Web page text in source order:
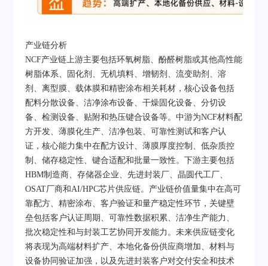
产业链分析
NCF产业链上游主要包括环氧树脂、酚醛树脂或其他高性能
树脂体系、固化剂、无机填料、增韧剂、流变助剂、溶
剂、离型膜、载体膜和精密涂布相关耗材，核心设备包括
配料分散设备、洁净涂布设备、干燥固化设备、分切设
备、检测设备、贴附和热压键合设备等。中游为NCF材料配
方开发、薄膜化生产、洁净包装、可靠性测试和客户认
证，核心能力集中在配方设计、薄膜厚度控制、低杂质控
制、储存稳定性、键合适配和批量一致性。下游主要包括
HBM制造商、存储器企业、先进封装厂、晶圆代工厂、
OSAT厂商和AI/HPC芯片供应链。产业链价值量集中在高可
靠配方、精密涂布、客户验证和量产稳定性环节，关键壁
垒包括客户认证周期、可靠性数据积累、洁净生产能力、
批次稳定性和与封装工艺协同开发能力。未来供应链变化
将表现为高端材料扩产、本地化备份供应商增加、材料与
设备协同验证加强，以及先进封装客户对交付安全和技术